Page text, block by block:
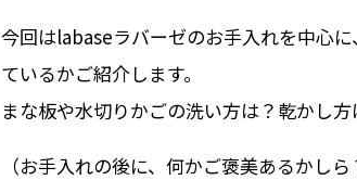
今回はlabaseラバーゼのお手入れを中心
ているかご紹介します。
まな板や水切りかごの洗い方は？乾かし
（お手入れの後に、何かご褒美あるかしら